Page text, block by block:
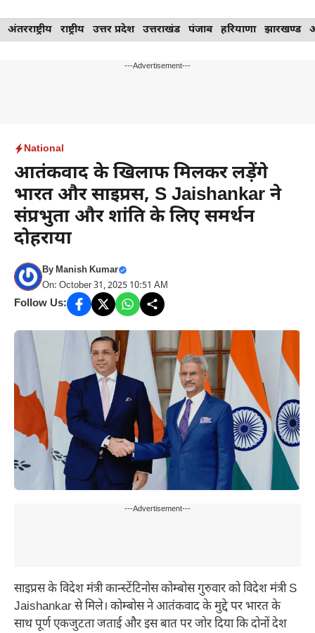
Skip
to
अंतरराष्ट्रीय राष्ट्रीय उत्तर प्रदेश उत्तराखंड पंजाब हरियाणा झारखण्ड
---Advertisement---
National
आतंकवाद के खिलाफ मिलकर लड़ेंगे
भारत और साइप्रस, S Jaishankar ने
संप्रभुता और शांति के लिए समर्थन
दोहराया
ByManish Kumar
On: October 31, 2025 10:51 AM
Follow Us:
---Advertisement---
साइप्रस के विदेश मंत्री कान्स्टेंटिनोस कोम्बोस गुरुवार को विदेश मंत्री S
Jaishankar से मिले। कोम्बोस ने आतंकवाद के मुद्दे पर भारत के
साथ पूर्ण एकजुटता जताई और इस बात पर जोर दिया कि दोनों देश